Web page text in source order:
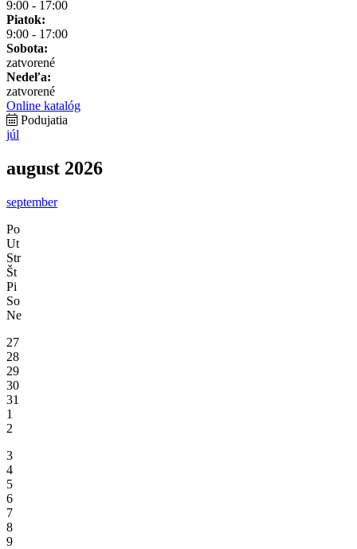
9:00 - 17:00
Piatok:
9:00 - 17:00
Sobota:
zatvorené
Nedeľa:
zatvorené
Online katalóg
Podujatia
júl
august 2026
september
Po
Ut
Str
Št
Pi
So
Ne
27
28
29
30
31
1
2
3
4
5
6
7
8
9